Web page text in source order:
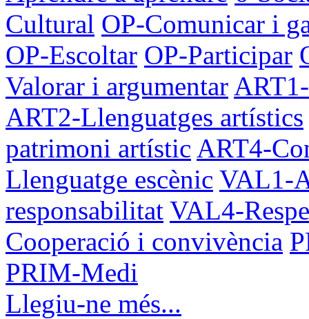
Cultural OP-Comunicar i
OP-Escoltar OP-Participar
Valorar i argumentar
ART2-Llenguatges artístics
patrimoni artístic ART4-
Llenguatge escènic VAL1-
responsabilitat VAL4-
Cooperació i convivència
PRIM-Medi
Llegiu-ne més...